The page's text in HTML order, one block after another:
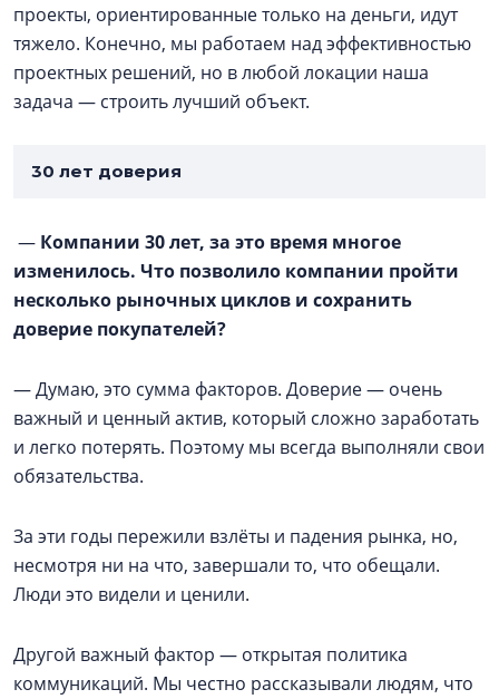
проекты, ориентированные только на деньги, идут
тяжело. Конечно, мы работаем над эффективностью
проектных решений, но в любой локации наша
задача — строить лучший объект.
30 лет доверия
— Компании 30 лет, за это время многое
изменилось. Что позволило компании пройти
несколько рыночных циклов и сохранить
доверие покупателей?
— Думаю, это сумма факторов. Доверие — очень
важный и ценный актив, который сложно заработать
и легко потерять. Поэтому мы всегда выполняли свои
обязательства.
За эти годы пережили взлёты и падения рынка, но,
несмотря ни на что, завершали то, что обещали.
Люди это видели и ценили.
Другой важный фактор — открытая политика
коммуникаций. Мы честно рассказывали людям, что